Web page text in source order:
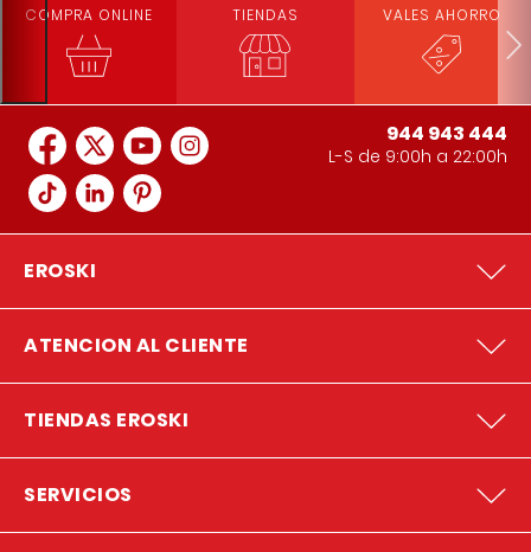
COMPRA ONLINE TIENDAS VALES AHORRO
944 943 444
L-S de 9:00h a 22:00h
EROSKI
ATENCION AL CLIENTE
TIENDAS EROSKI
SERVICIOS